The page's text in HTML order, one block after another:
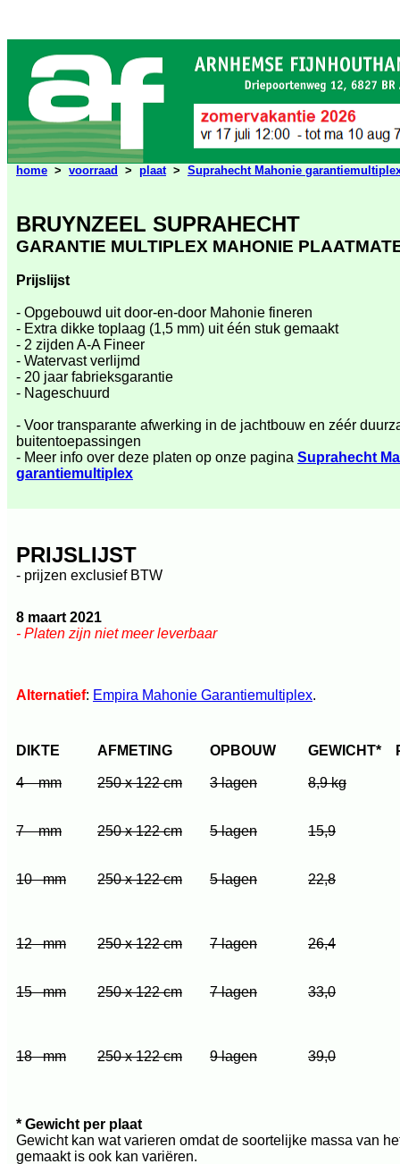
home > voorraad > plaat> Suprahecht Mahonie
BRUYNZEEL SUPRAHECHT
GARANTIE MULTIPLEX MAHONIE
Prijslijst
- Opgebouwd uit door-en-door Mahonie fineren
- Extra dikke toplaag (1,5 mm) uit één stuk gemaakt
- 2 zijden A-A Fineer
- Watervast verlijmd
- 20 jaar fabrieksgarantie
- Nageschuurd
- Voor transparante afwerking in de jachtbouw en zéér
buitentoepassingen
- Meer info over deze platen op onze pagina Suprahecht
garantiemultiplex
PRIJSLIJST
- prijzen exclusief BTW
8 maart 2021
- Platen zijn niet meer leverbaar
Alternatief: Empira Mahonie Garantiemultiplex.
DIKTE AFMETING OPBOUW GEWICHT*
4 mm 250 x 122 cm 3 lagen 8,9 kg
7 mm 250 x 122 cm 5 lagen 15,9
10 mm 250 x 122 cm 5 lagen 22,8
12 mm 250 x 122 cm 7 lagen 26,4
15 mm 250 x 122 cm 7 lagen 33,0
18 mm 250 x 122 cm 9 lagen 39,0
* Gewicht per plaat
Gewicht kan wat varieren omdat de soortelijke massa van
gemaakt is ook kan variëren.